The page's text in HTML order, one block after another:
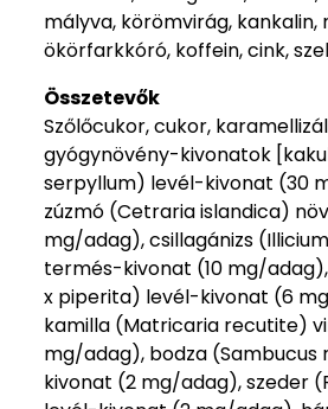
mályva, körömvirág, kankalin,
ökörfarkkóró, koffein, cink,
Összetevők
Szőlőcukor, cukor,
gyógynövény-kivonatok
serpyllum) levél-kivonat (30
zúzmó (Cetraria islandica)
mg/adag), csillagánizs
termés-kivonat (10 mg/
x piperita) levél-kivonat (6
kamilla (Matricaria recutite)
mg/adag), bodza (Sambucus
kivonat (2 mg/adag), szeder